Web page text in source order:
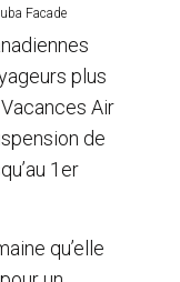
Facade
plus
Air
de
1er
qu’elle